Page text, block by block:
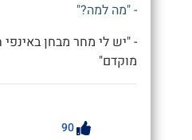
- "מה למה?"
- "יש לי מחר מבחן באינפי
מוקדם"
90